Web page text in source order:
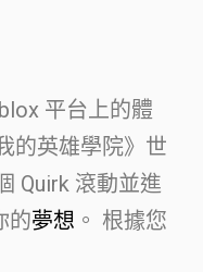
平台上的體
的英雄學院》世
Quirk 滾動並進
的夢想 。 根據您